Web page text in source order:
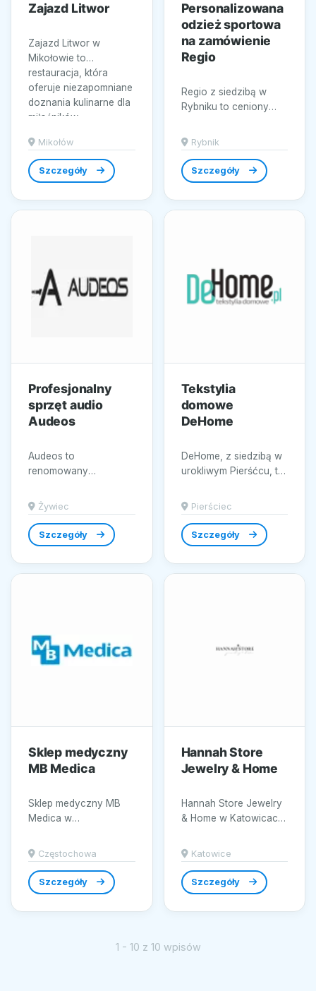
Zajazd Litwor
Zajazd Litwor w
Mikołowie to
restauracja, która
oferuje niezapomniane
doznania kulinarne dla
miłośników...
Mikołów
Szczegóły
Personalizowana
odzież sportowa
na zamówienie
Regio
Regio z siedzibą w
Rybniku to ceniony
personalizowanej
odzieży sportowej,
oferujący szeroką
gamę...
Rybnik
Szczegóły
Profesjonalny
sprzęt audio
Audeos
Audeos to
renomowany
profesjonalnego
sprzętu audio,
zlokalizowany w
malowniczym Żywcu,
Żywiec
Szczegóły
Tekstylia
domowe
DeHome
DeHome, z siedzibą w
urokliwym Pierśćcu, to
się tradycja z
nowoczesnym
wzornictwem....
Pierściec
Szczegóły
Sklep medyczny
MB Medica
Sklep medyczny MB
Medica w
szeroki asortyment
zaawansowanych
produktów...
Częstochowa
Szczegóły
Hannah Store
Jewelry & Home
Hannah Store Jewelry
& Home w Katowicach
biżuterii, łączącej
elegancję z
najwyższą...
Katowice
Szczegóły
1 - 10 z 10 wpisów